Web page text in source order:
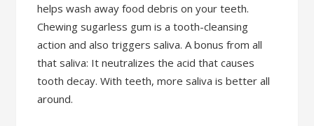
helps wash away food debris on your teeth.
Chewing sugarless gum is a tooth-cleansing
action and also triggers saliva. A bonus from all
that saliva: It neutralizes the acid that causes
tooth decay. With teeth, more saliva is better all
around.